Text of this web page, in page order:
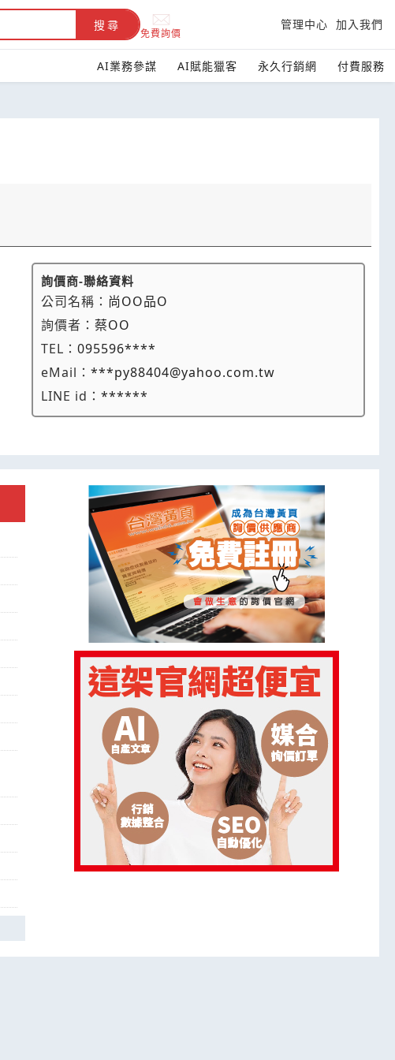
搜尋
免費詢價
管理中心 加入我們
AI業務參謀 AI賦能獵客 永久行銷網 付費服務
詢價商-聯絡資料
公司名稱： 尚OO品O
詢價者：蔡OO
TEL：095596****
eMail：***py88404@yahoo.com.tw
LINE id：******